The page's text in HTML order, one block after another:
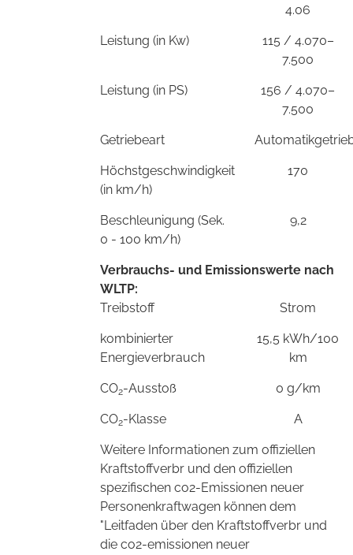
4.06
Leistung (in Kw)
115 / 4.070–
7.500
Leistung (in PS)
156 / 4.070–
7.500
Getriebeart
Höchstgeschwindigkeit
(in km/h)
170
Beschleunigung (Sek.
0 - 100 km/h)
9,2
Verbrauchs- und Emissionswerte nach
WLTP:
Treibstoff
Strom
kombinierter
Energieverbrauch
15,5 kWh/100
km
CO2-Ausstoß 0 g/km
CO2-Klasse A
Weitere Informationen zum offiziellen
Kraftstoffverbr und den offiziellen
spezifischen co2-Emissionen neuer
Personenkraftwagen können dem
"Leitfaden über den Kraftstoffverbr und
die co2-emissionen neuer